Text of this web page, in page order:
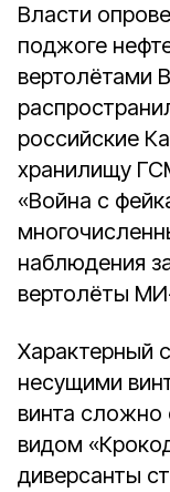
Власти
поджоге
вертолётами
российские
хранилищу
«Война с
наблюдения
вертолёты
Характерный
несущими
винта сложно
видом
диверсанты